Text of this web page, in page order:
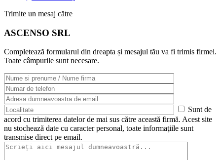
Trimite un mesaj către
ASCENSO SRL
Completează formularul din dreapta și mesajul tău va fi trimis firmei.
Toate câmpurile sunt necesare.
Sunt de
acord cu trimiterea datelor de mai sus către această firmă. Acest site
nu stochează date cu caracter personal, toate informaţiile sunt
transmise direct pe email.